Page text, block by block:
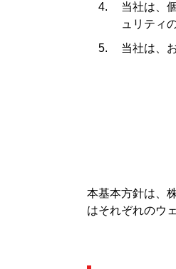
当社は、
ュリティ
当社は、
本基本方針は、
はそれぞれのウ